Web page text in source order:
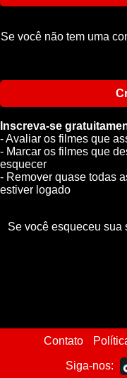
Se você não tem uma
Inscreva-se
- Avaliar os filmes que
- Marcar os filmes que
esquecer
- Remover quase todas
estiver logado
Se você esqueceu sua
Contato
Siga-nos: